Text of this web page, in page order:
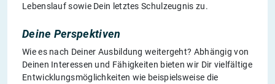
Lebenslauf sowie Dein letztes Schulzeugnis zu.
Deine Perspektiven
Wie es nach Deiner Ausbildung weitergeht? Abhängig von
Deinen Interessen und Fähigkeiten bieten wir Dir vielfältige
Entwicklungsmöglichkeiten wie beispielsweise die